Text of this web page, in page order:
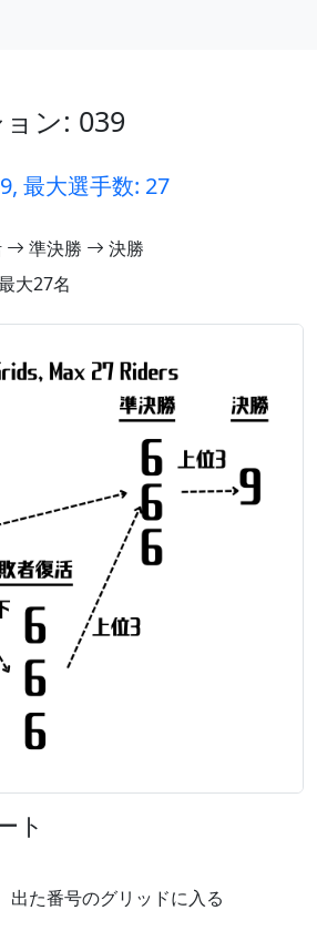
ン: 039
最大選手数: 27
準決勝
決勝
大27名
ト
出た番号のグリッドに入る